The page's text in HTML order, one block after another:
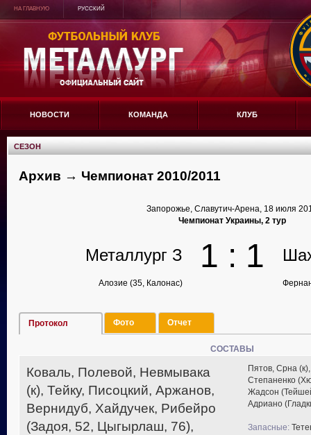
НА ГЛАВНУЮ РУССКИЙ
НОВОСТИ КОМАНДА КЛУБ
СЕЗОН
Архив → Чемпионат 2010/2011
Запорожье, Славутич-Арена, 18 июля
Чемпионат Украины, 2 тур
Металлург З 1 : 1
Алозие (35, Калонас)
Протокол Фото Отчет
СОСТАВЫ
Коваль, Полевой, Невмывака
(к), Тейку, Писоцкий, Аржанов,
Вернидуб, Хайдучек, Рибейро
(Задоя, 52, Цыгырлаш, 76),
Пятов, Срна
Степаненко
Жадсон
Адриано
Запасные: